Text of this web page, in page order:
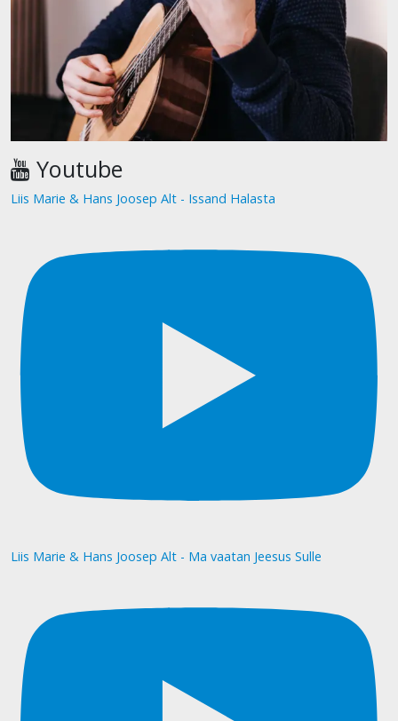
Youtube
Liis Marie & Hans Joosep Alt - Issand Halasta
Liis Marie & Hans Joosep Alt - Ma vaatan Jeesus Sulle